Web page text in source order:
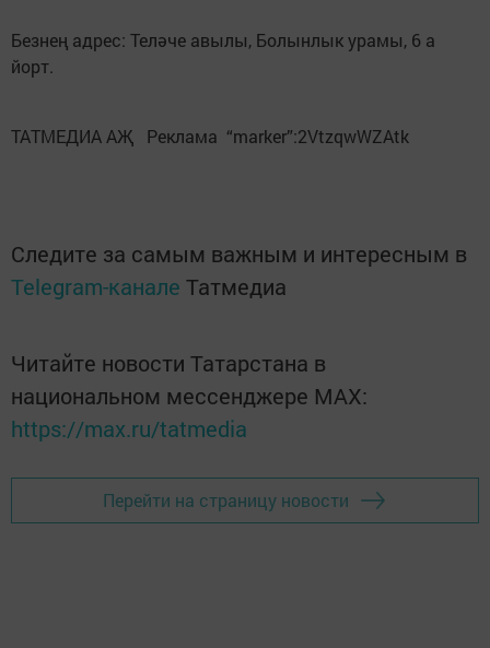
Безнең адрес: Теләче авылы, Болынлык урамы, 6 а
йорт.
ТАТМЕДИА АҖ Реклама “marker”:2VtzqwWZAtk
Следите за самым важным и интересным в
Telegram-канале Татмедиа
Читайте новости Татарстана в
национальном мессенджере MАХ:
https://max.ru/tatmedia
Перейти на страницу новости